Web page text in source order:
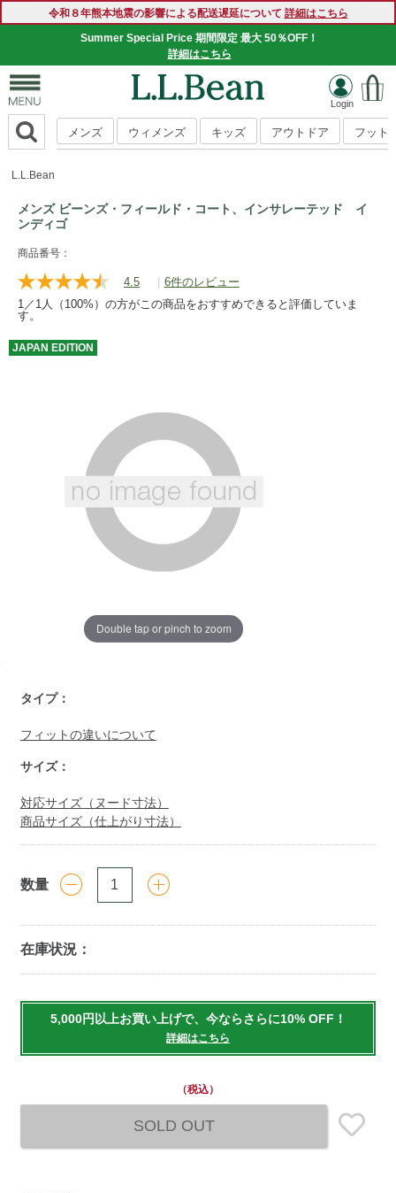
令和８年熊本地震の影響による配送遅延について 詳細はこちら
Summer Special Price 期間限定 最大 50％OFF！
詳細はこちら
メンズ ウィメンズ キッズ アウトドア フット
L.L.Bean
メンズ ビーンズ・フィールド・コート、インサレーテッド イ
ンディゴ
https://www.llbean.co.jp/mens/outer/down/g/
商品番号：
4.5
レ
ビ
ペ
ジ
ン
ク。
| 6件のレビュー
1／1人（100%）の方がこの商品をおすすめできると評価していま
す。
Double tap or pinch to zoom
JAPAN EDITION
タイプ：
フィットの違いについて
サイズ：
対応サイズ（ヌード寸法）
商品サイズ（仕上がり寸法）
数量
在庫状況：
to
5,000円以上お買い上げで、今ならさらに10% OFF！
詳細はこちら
（税込）
SOLD OUT